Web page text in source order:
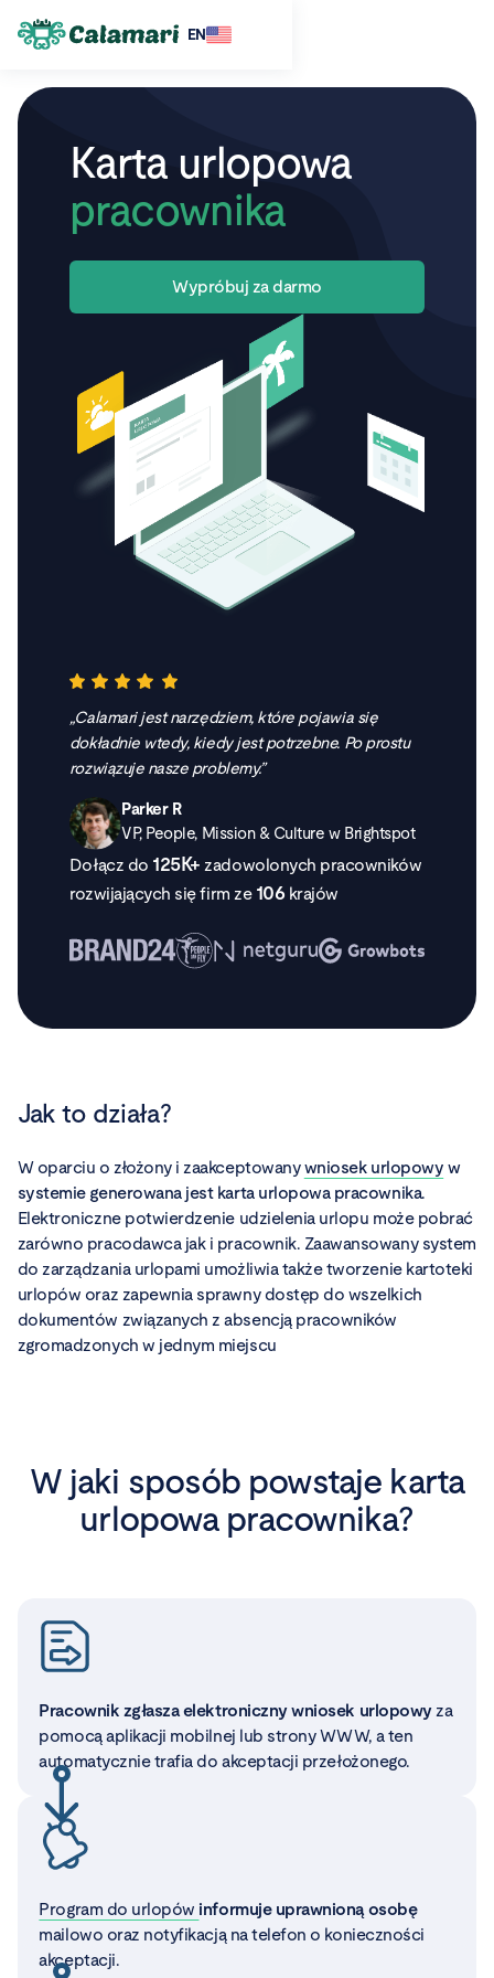
EN
Karta urlopowa
pracownika
Wypróbuj za darmo
Calamari jest narzędziem, które pojawia się
dokładnie wtedy, kiedy jest potrzebne. Po prostu
rozwiązuje nasze problemy.
Parker R
VP, People, Mission & Culture w Brightspot
Dołącz do 125K+ zadowolonych pracowników
rozwijających się firm ze 106 krajów
Jak to działa?
W oparciu o złożony i zaakceptowanywniosek urlopowy w
systemie generowana jest karta urlopowa pracownika.
Elektroniczne potwierdzenie udzielenia urlopu może pobrać
zarówno pracodawca jak i pracownik. Zaawansowany system
do zarządzania urlopami umożliwia także tworzenie kartoteki
urlopów oraz zapewnia sprawny dostęp do wszelkich
dokumentów związanych z absencją pracowników
zgromadzonych w jednym miejscu
W jaki sposób powstaje karta
urlopowa pracownika?
Pracownik zgłasza elektroniczny wniosek urlopowyza
pomocą aplikacji mobilnej lub strony WWW, a ten
automatycznie trafia do akceptacji przełożonego.
Program do urlopów informuje uprawnioną osobę
mailowo oraz notyfikacją na telefon o konieczności
akceptacji.